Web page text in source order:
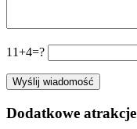
11+4=?
Dodatkowe atrakcje